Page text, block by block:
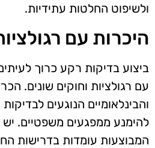
ולשיפוט החלטות עתידיות.
היכרות עם
ביצוע בדיקות רקע כרוך
עם רגולציות וחוקים שונים.
והבינלאומיים הנוגעים
להימנע ממפגעים משפטיים. יש
המבוצעות עומדות בדרישות